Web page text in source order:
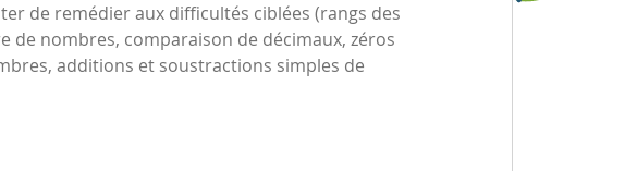
de remédier aux difficultés ciblées (rangs des
de nombres, comparaison de décimaux, zéros
additions et soustractions simples de